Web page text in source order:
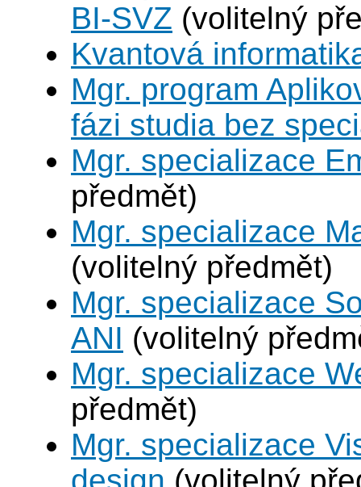
BI-SVZ (volitelný
Kvantová
Mgr. program
fázi studia bez
Mgr. specializace
předmět)
Mgr. specializace
(volitelný předmět)
Mgr. specializace
ANI (volitelný
Mgr. specializace
předmět)
Mgr. specializace